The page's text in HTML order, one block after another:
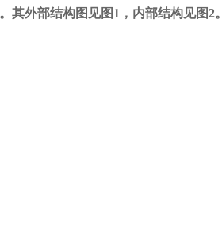
其外部结构图见图 1 ，内部结构见图2。